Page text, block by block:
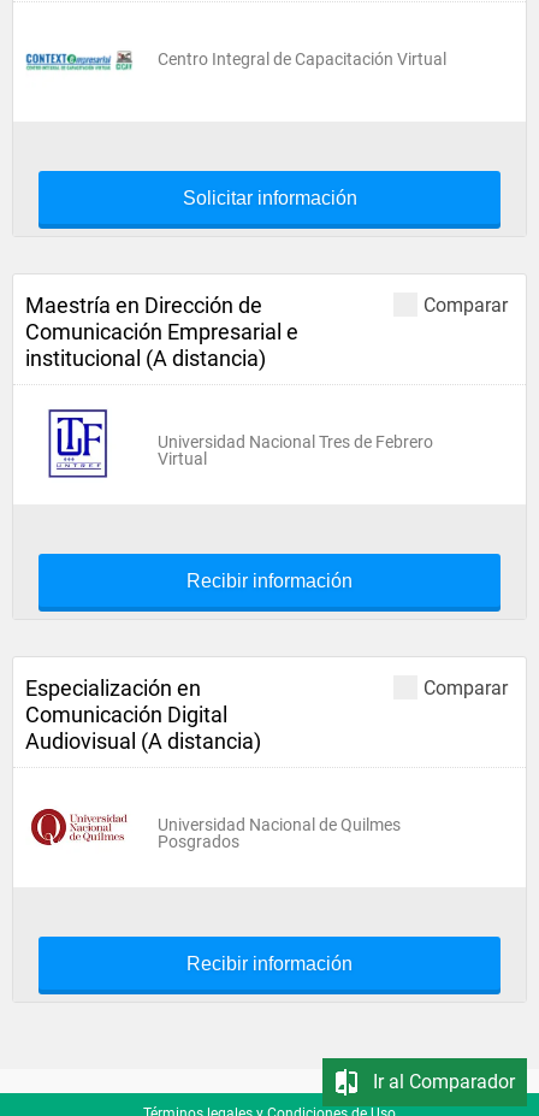
Centro Integral de Capacitación Virtual
Solicitar información
Comparar
Maestría en Dirección de
Comunicación Empresarial e
institucional (A distancia)
Universidad Nacional Tres de Febrero
Virtual
Recibir información
Comparar
Especialización en
Comunicación Digital
Audiovisual (A distancia)
Universidad Nacional de Quilmes
Posgrados
Recibir información
Ir al Comparador